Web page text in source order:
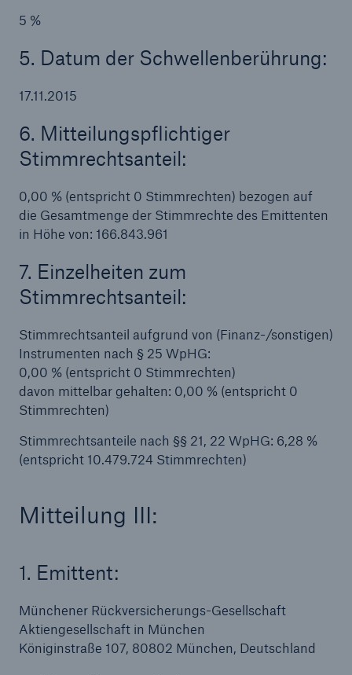
5 %
5. Datum der Schwellenberührung:
17.11.2015
6. Mitteilungspflichtiger
Stimmrechtsanteil:
0,00 % (entspricht 0 Stimmrechten) bezogen auf
die Gesamtmenge der Stimmrechte des Emittenten
in Höhe von: 166.843.961
7. Einzelheiten zum
Stimmrechtsanteil:
Stimmrechtsanteil aufgrund von (Finanz-/sonstigen)
Instrumenten nach § 25 WpHG:
0,00 % (entspricht 0 Stimmrechten)
davon mittelbar gehalten: 0,00 % (entspricht 0
Stimmrechten)
Stimmrechtsanteile nach §§ 21, 22 WpHG: 6,28 %
(entspricht 10.479.724 Stimmrechten)
Mitteilung III:
1. Emittent:
Münchener Rückversicherungs-Gesellschaft
Aktiengesellschaft in München
Königinstraße 107, 80802 München, Deutschland
50 %
Geschätzte globale wirtschaftliche Kosten der
Internetkriminalität
600 bn
US Dollar im Jahr 2018
MIRA Digital Suite